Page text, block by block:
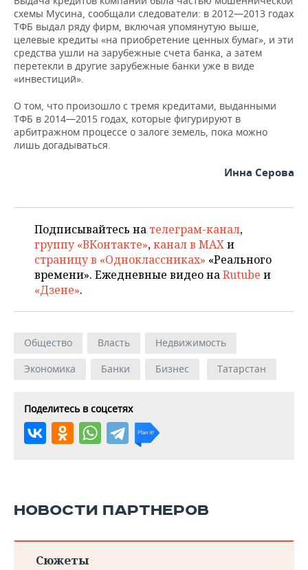
схемы Мусина, сообщали следователи: в 2012—2013 годах
ТФБ выдал ряду фирм, включая упомянутую выше,
целевые кредиты «на приобретение ценных бумаг», и эти
средства ушли на зарубежные счета банка, а затем
перетекли в другие зарубежные банки уже в виде
«инвестиций».
О том, что произошло с тремя кредитами, выданными
ТФБ в 2014—2015 годах, которые фигурируют в
арбитражном процессе о залоге земель, пока можно
лишь догадываться.
Инна Серова
Подписывайтесь на телеграм-канал,
группу «ВКонтакте»,канал в MAXи
страницу в «Одноклассниках» «Реального
времени». Ежедневные видео наRutube и
«Дзене».
Общество Власть
Недвижимость
Экономика
Банки Бизнес Татарстан
Поделитесь в соцсетях
НОВОСТИ ПАРТНЕРОВ
Сюжеты